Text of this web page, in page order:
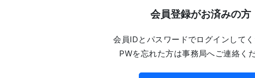
会員登録がお済みの方
会員IDとパスワードでログインしてく
PWを忘れた方は事務局へご連絡くだ